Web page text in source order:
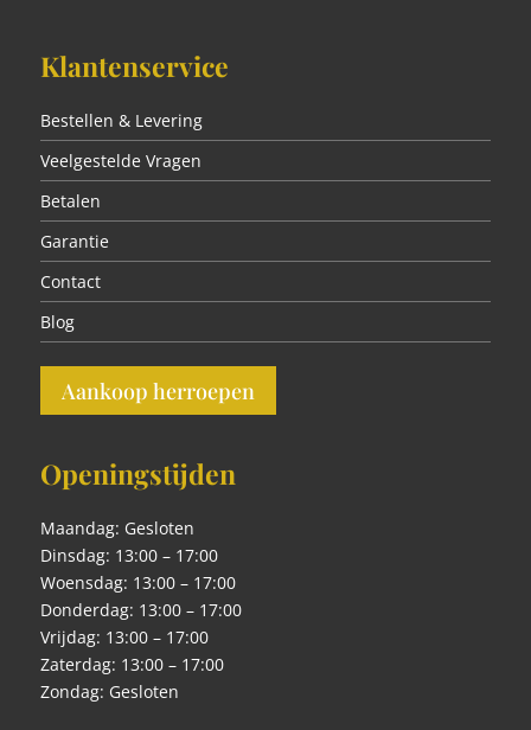
Klantenservice
Bestellen & Levering
Veelgestelde Vragen
Betalen
Garantie
Contact
Blog
Aankoop herroepen
Openingstijden
Maandag: Gesloten
Dinsdag: 13:00 – 17:00
Woensdag: 13:00 – 17:00
Donderdag: 13:00 – 17:00
Vrijdag: 13:00 – 17:00
Zaterdag: 13:00 – 17:00
Zondag: Gesloten